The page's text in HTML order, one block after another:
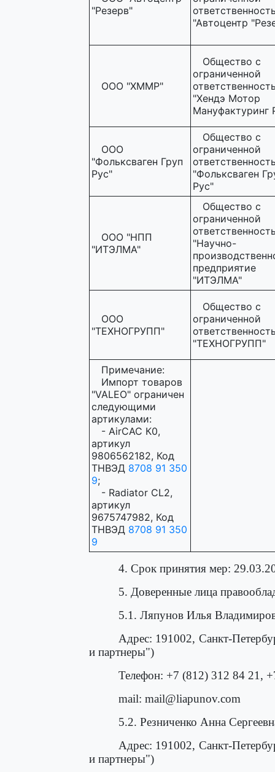
"Резерв"
"Автоцентр
ООО "ХММР"
Общество с
ограниченной
"Хендэ Мотор
Мануфактуринг
ООО
"Фольксваген Груп
Рус"
Общество с
ограниченной
"Фольксваген
Рус"
ООО "НПП
"ИТЭЛМА"
Общество с
ограниченной
"Научно-
предприятие
"ИТЭЛМА"
ООО
"ТЕХНОГРУПП"
Общество с
ограниченной
"ТЕХНОГРУПП"
Примечание:
Импорт товаров
"VALEO" ограничен
следующими
артикулами:
- AirCAC К0,
артикул
9806562182, Код
ТНВЭД 8708 91 350
9;
- Radiator CL2,
артикул
9675747982, Код
ТНВЭД 8708 91 350
9
4. Срок принятия мер:
5. Доверенные лица
5.1. Ляпунов Илья
Адрес: 191002, Санкт-
и партнеры")
Телефон: +7 (812) 312 84 21,
mail: mail@liapunov.com
5.2. Резниченко Анна
Адрес: 191002, Санкт-
и партнеры")